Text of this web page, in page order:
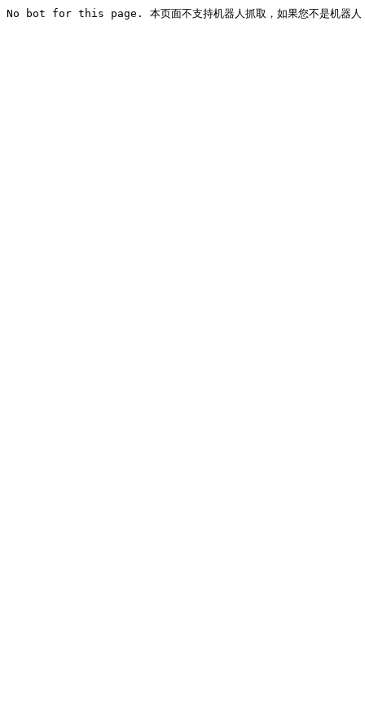
No bot for this page. 本页面不支持机器人抓取，如果您不是机器人，